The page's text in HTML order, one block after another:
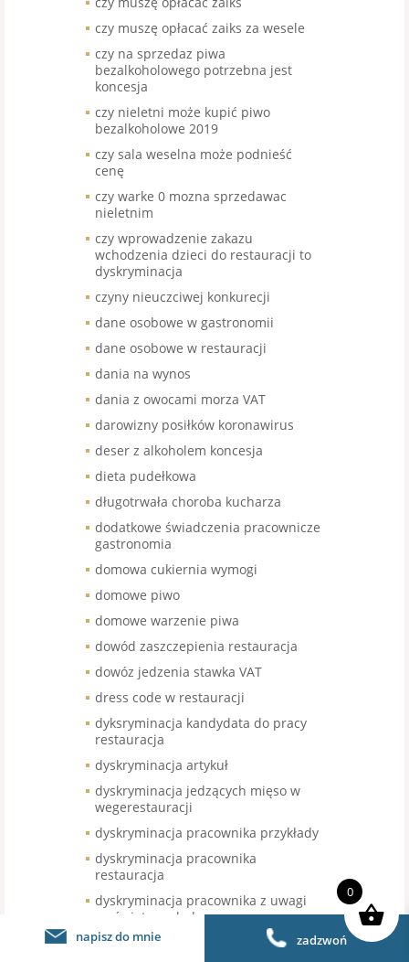
czy muszę opłacać zaiks za wesele
czy na sprzedaz piwa
bezalkoholowego potrzebna jest
koncesja
czy nieletni może kupić piwo
bezalkoholowe 2019
czy sala weselna może podnieść
cenę
czy warke 0 mozna sprzedawac
nieletnim
czy wprowadzenie zakazu
wchodzenia dzieci do restauracji to
dyskryminacja
czyny nieuczciwej konkurecji
dane osobowe w gastronomii
dane osobowe w restauracji
dania na wynos
dania z owocami morza VAT
darowizny posiłków koronawirus
deser z alkoholem koncesja
dieta pudełkowa
długotrwała choroba kucharza
dodatkowe świadczenia pracownicze
gastronomia
domowa cukiernia wymogi
domowe piwo
domowe warzenie piwa
dowód zaszczepienia restauracja
dowóz jedzenia stawka VAT
dress code w restauracji
dyksryminacja kandydata do pracy
restauracja
dyskryminacja artykuł
dyskryminacja jedzących mięso w
wegerestauracji
dyskryminacja pracownika przykłady
dyskryminacja pracownika
restauracja
dyskryminacja pracownika z uwagi
na światopogląd
dyskryminacja restauracja
napisz do mnie zadzwoń
0